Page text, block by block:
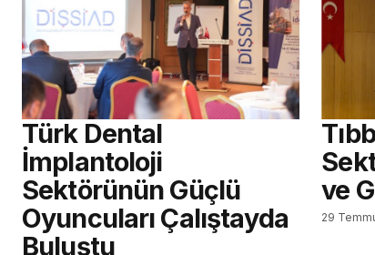
Türk Dental
İmplantoloji
Sektörünün Güçlü
Oyuncuları Çalıştayda
Buluştu
ve
29